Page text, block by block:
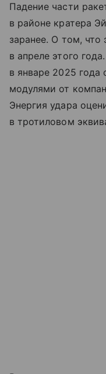
Падение части
в районе кратера
заранее. О том, что
в апреле этого
в январе 2025
модулями от
Энергия удара
в тротиловом